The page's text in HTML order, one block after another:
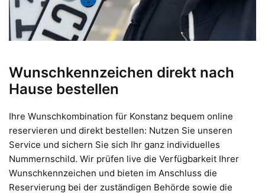
Wunschkennzeichen direkt nach
Hause bestellen
Ihre Wunschkombination für Konstanz bequem online
reservieren und direkt bestellen: Nutzen Sie unseren
Service und sichern Sie sich Ihr ganz individuelles
Nummernschild. Wir prüfen live die Verfügbarkeit Ihrer
Wunschkennzeichen und bieten im Anschluss die
Reservierung bei der zuständigen Behörde sowie die